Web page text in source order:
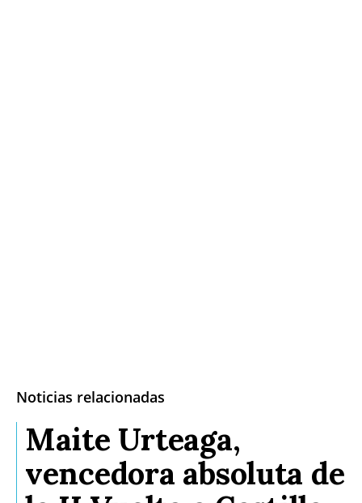
Noticias relacionadas
Maite Urteaga,
vencedora absoluta de